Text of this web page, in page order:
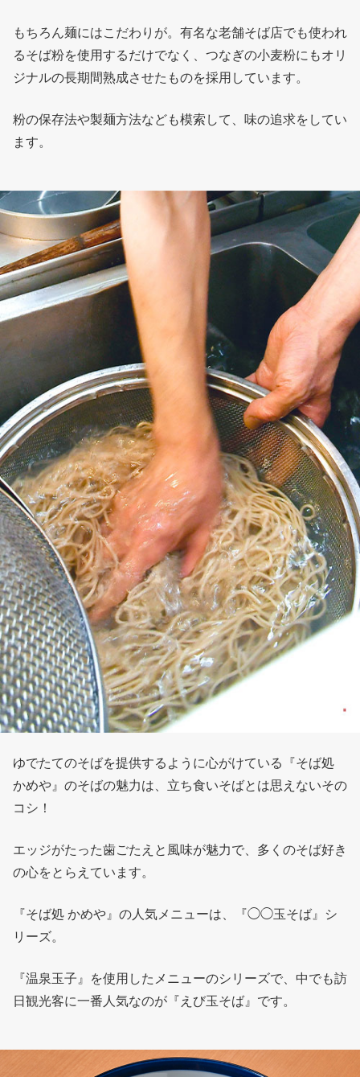
もちろん麺にはこだわりが。有名な老舗そば店でも使われ
るそば粉を使用するだけでなく、つなぎの小麦粉にもオリ
ジナルの長期間熟成させたものを採用しています。
粉の保存法や製麺方法なども模索して、味の追求をしてい
ます。
ゆでたてのそばを提供するように心がけている『そば処
かめや』のそばの魅力は、立ち食いそばとは思えないその
コシ！
エッジがたった歯ごたえと風味が魅力で、多くのそば好き
の心をとらえています。
『そば処 かめや』の人気メニューは、『◯◯玉そば』シ
リーズ。
『温泉玉子』を使用したメニューのシリーズで、中でも訪
日観光客に一番人気なのが『えび玉そば』です。